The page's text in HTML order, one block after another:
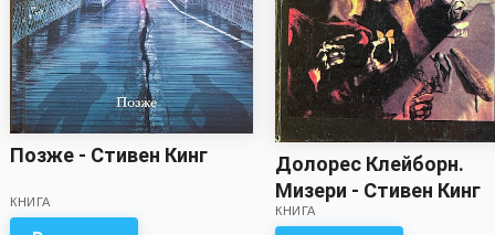
Позже - Стивен Кинг
КНИГА
Долорес Клейборн.
Мизери - Стивен Кинг
КНИГА